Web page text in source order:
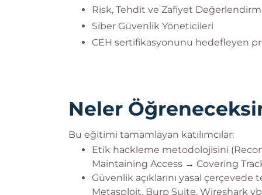
Risk, Tehdit ve Zafiyet
Siber Güvenlik Yöneticileri
CEH sertifikasyonunu hedefleyen
Neler
Bu eğitimi tamamlayan katılımcılar:
Etik hackleme metodolojisini
Maintaining Access → Covering
Güvenlik açıklarını yasal
Metasploit, Burp Suite, Wireshark